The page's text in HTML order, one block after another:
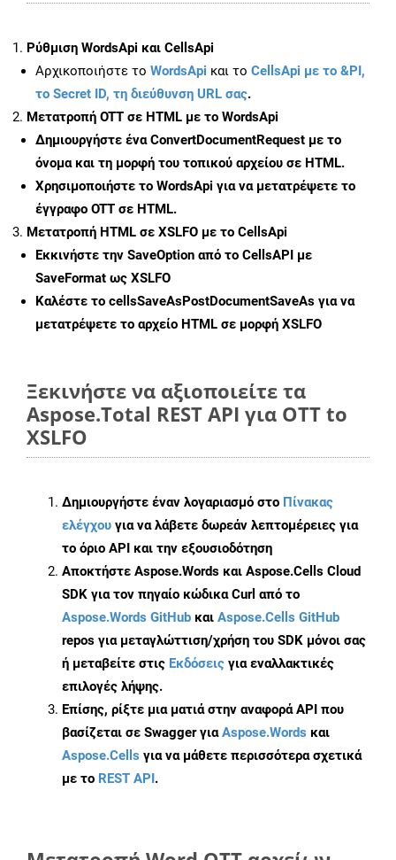
Ρύθμιση WordsApi και CellsApi
Αρχικοποιήστε το WordsApi και το CellsApi με το &PI,
το Secret ID, τη διεύθυνση URL σας.
Μετατροπή OTT σε HTML με το WordsApi
Δημιουργήστε έναConvertDocumentRequest με το
όνομα και τη μορφή του τοπικού αρχείου σε HTML.
Χρησιμοποιήστε το WordsApi για να μετατρέψετε το
έγγραφο OTT σε HTML.
Μετατροπή HTML σε XSLFO με το CellsApi
Εκκινήστε την SaveOption από το CellsAPI με
SaveFormat ως XSLFO
Καλέστε το cellsSaveAsPostDocumentSaveAs για να
μετατρέψετε το αρχείο HTML σε μορφή XSLFO
Ξεκινήστε να αξιοποιείτε τα
Aspose.Total REST API για OTT to
XSLFO
Δημιουργήστε έναν λογαριασμό στο Πίνακας
ελέγχου για να λάβετε δωρεάν λεπτομέρειες για
το όριο API και την εξουσιοδότηση
Αποκτήστε Aspose.Words και Aspose.Cells Cloud
SDK για τον πηγαίο κώδικα Curl από το
Aspose.Words GitHub και Aspose.Cells GitHub
repos για μεταγλώττιση/χρήση του SDK μόνοι σας
ή μεταβείτε στις Εκδόσεις για εναλλακτικές
επιλογές λήψης.
Επίσης, ρίξτε μια ματιά στην αναφορά API που
βασίζεται σε Swagger γιαAspose.Words και
Aspose.Cells για να μάθετε περισσότερα σχετικά
με το REST API.